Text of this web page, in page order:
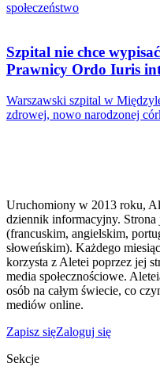
społeczeństwo
Szpital nie chce
Prawnicy Ordo Iuris
Warszawski szpital w
zdrowej, nowo narodzonej
Uruchomiony w 2013 roku,
dziennik informacyjny. Strona
(francuskim, angielskim,
słoweńskim). Każdego
korzysta z Aletei poprzez jej
media społecznościowe.
osób na całym świecie, co
mediów online.
Zapisz sięZaloguj się
Sekcje